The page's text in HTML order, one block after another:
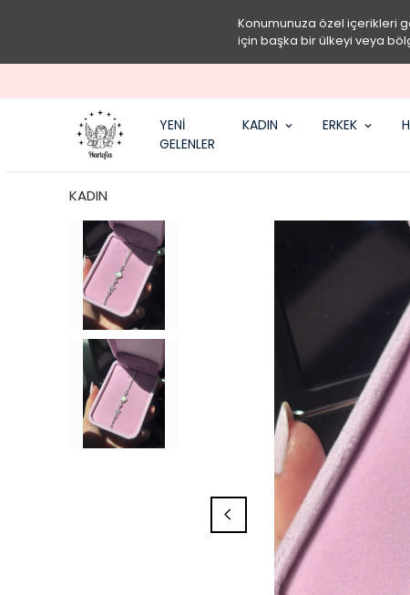
Konumunuza özel içerikleri
için başka bir ülkeyi veya
YENİ
GELENLER
KADIN ERKEK
KADIN